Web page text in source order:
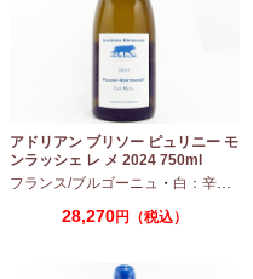
アドリアン ブリソー ピュリニー モ
ンラッシェ レ メ 2024 750ml
フランス/ブルゴーニュ ・ 白：辛口
28,270円（税込）